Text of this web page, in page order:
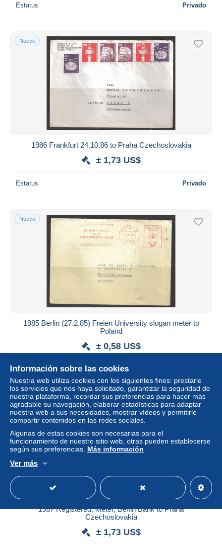
Estatus Privado
Nuevo
1986 Frankfurt 24.10.86 to Praha Czechoslovakia
± 1,73 US$
Estatus Privado
Nuevo
1985 Berlin (27.2.85) Freien University slogan meter to
Poland
± 0,58 US$
Estatus
Nuevo
1987 Registered, Meter, Berlin Bank to Praha
Czechoslovakia
± 1,73 US$
Información sobre las cookies
Nuestra web utiliza cookies con los siguientes fines: prestarle
los servicios que nos haya solicitado, garantizar la seguridad de
nuestra plataforma, recordar sus preferencias para hacer más
agradable su navegación, elaborar estadísticas para adaptar
nuestra web a sus necesidades, mostrar vídeos y permitirle
compartir contenidos en las redes sociales.
Algunas de estas cookies son necesarias para el
funcionamiento de nuestro sitio web, otras pueden establecerse
según sus preferencias. Más información
Ver más